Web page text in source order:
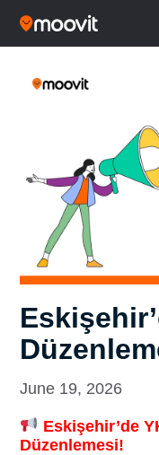
June 19, 2026
Eskişehir’de
Düzenlemesi!